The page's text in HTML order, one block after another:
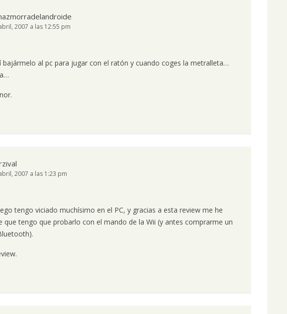
2007 a las 12:55 pm
bajármelo al pc para jugar con el ratón y cuando coges la metralleta…
2007 a las 1:23 pm
tengo viciado muchísimo en el PC, y gracias a esta review me he
que tengo que probarlo con el mando de la Wii (y antes comprarme un